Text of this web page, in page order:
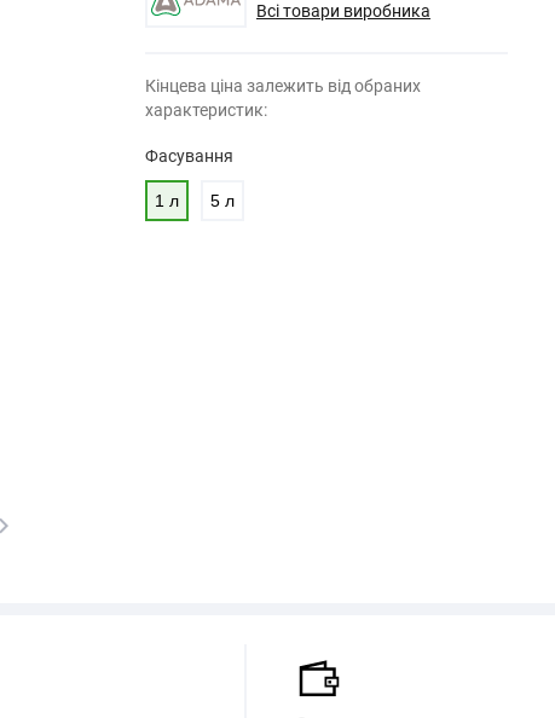
Всі товари виробника
Кінцева ціна залежить від обраних
характеристик:
Фасування
1 л 5 л